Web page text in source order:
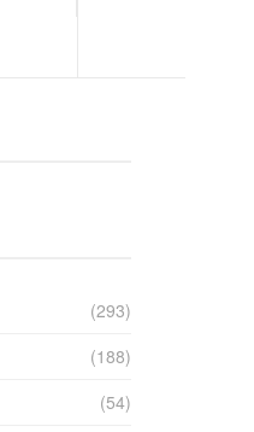
(293)
(188)
(54)